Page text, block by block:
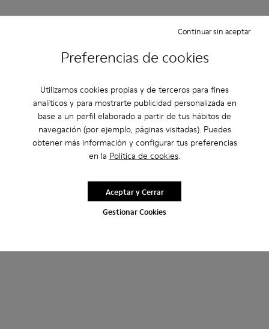
Preferencias de cookies
Utilizamos cookies propias y de terceros para fines
analíticos y para mostrarte publicidad personalizada en
base a un perfil elaborado a partir de tus hábitos de
navegación (por ejemplo, páginas visitadas). Puedes
obtener más información y configurar tus preferencias
en la Política de cookies.
Gestionar Cookies
Continuar sin aceptar
Aceptar y Cerrar